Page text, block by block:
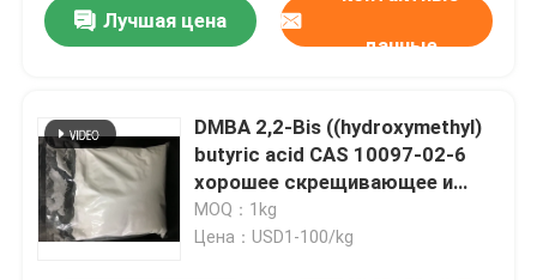
Лучшая цена
данные
DMBA 2,2-Bis ((hydroxymethyl)
butyric acid CAS 10097-02-6
хорошее скрещивающее и
гидрофильное средство или
используется для
MOQ：1kg
Цена：USD1-100/kg